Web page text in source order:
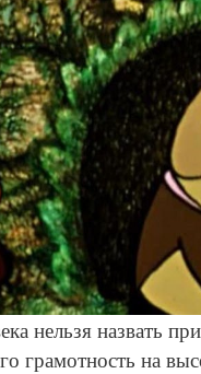
нельзя назвать
грамотность на